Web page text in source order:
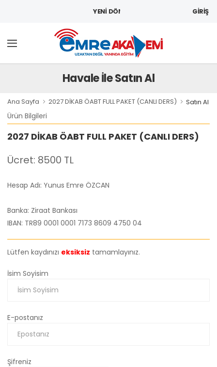
YENİ DÖNEM KAYITLARIMIZ BAŞLADI
GİRİŞ
Havale İle Satın Al
Ana Sayfa 2027 DİKAB ÖABT FULL PAKET (CANLI DERS) Satın Al
Ürün Bilgileri
2027 DİKAB ÖABT FULL PAKET (CANLI DERS)
Ücret: 8500 TL
Hesap Adı: Yunus Emre ÖZCAN
Banka: Ziraat Bankası
IBAN: TR89 0001 0001 7173 8609 4750 04
Lütfen kaydınızı eksiksiz tamamlayınız.
İsim Soyisim
E-postanız
Şifreniz